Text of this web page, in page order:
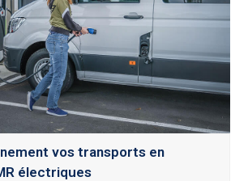
vos transports en
électriques